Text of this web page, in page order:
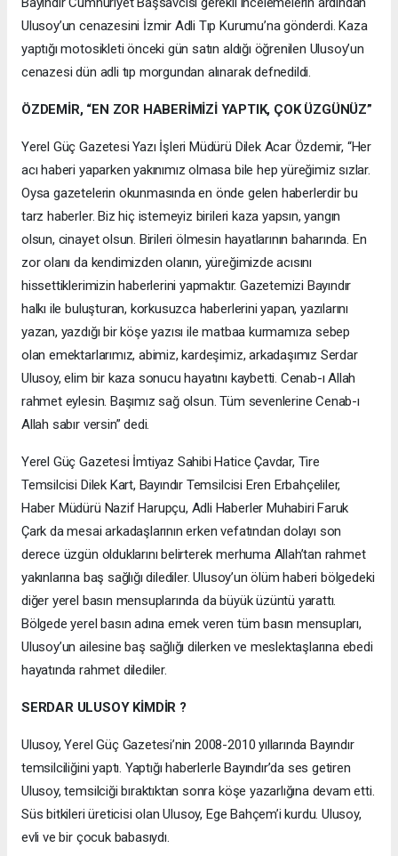
Ulusoy’un cenazesini İzmir Adli Tıp Kurumu’na gönderdi. Kaza
yaptığı motosikleti önceki gün satın aldığı öğrenilen Ulusoy’un
cenazesi dün adli tıp morgundan alınarak defnedildi.
ÖZDEMİR, “EN ZOR HABERİMİZİ YAPTIK, ÇOK ÜZGÜNÜZ”
Yerel Güç Gazetesi Yazı İşleri Müdürü Dilek Acar Özdemir, “Her
acı haberi yaparken yakınımız olmasa bile hep yüreğimiz sızlar.
Oysa gazetelerin okunmasında en önde gelen haberlerdir bu
tarz haberler. Biz hiç istemeyiz birileri kaza yapsın, yangın
olsun, cinayet olsun. Birileri ölmesin hayatlarının baharında. En
zor olanı da kendimizden olanın, yüreğimizde acısını
hissettiklerimizin haberlerini yapmaktır. Gazetemizi Bayındır
halkı ile buluşturan, korkusuzca haberlerini yapan, yazılarını
yazan, yazdığı bir köşe yazısı ile matbaa kurmamıza sebep
olan emektarlarımız, abimiz, kardeşimiz, arkadaşımız Serdar
Ulusoy, elim bir kaza sonucu hayatını kaybetti. Cenab-ı Allah
rahmet eylesin. Başımız sağ olsun. Tüm sevenlerine Cenab-ı
Allah sabır versin” dedi.
Yerel Güç Gazetesi İmtiyaz Sahibi Hatice Çavdar, Tire
Temsilcisi Dilek Kart, Bayındır Temsilcisi Eren Erbahçeliler,
Haber Müdürü Nazif Harupçu, Adli Haberler Muhabiri Faruk
Çark da mesai arkadaşlarının erken vefatından dolayı son
derece üzgün olduklarını belirterek merhuma Allah’tan rahmet
yakınlarına baş sağlığı dilediler. Ulusoy’un ölüm haberi bölgedeki
diğer yerel basın mensuplarında da büyük üzüntü yarattı.
Bölgede yerel basın adına emek veren tüm basın mensupları,
Ulusoy’un ailesine baş sağlığı dilerken ve meslektaşlarına ebedi
hayatında rahmet dilediler.
SERDAR ULUSOY KİMDİR ?
Ulusoy, Yerel Güç Gazetesi’nin 2008-2010 yıllarında Bayındır
temsilciliğini yaptı. Yaptığı haberlerle Bayındır’da ses getiren
Ulusoy, temsilciği bıraktıktan sonra köşe yazarlığına devam etti.
Süs bitkileri üreticisi olan Ulusoy, Ege Bahçem’i kurdu. Ulusoy,
evli ve bir çocuk babasıydı.